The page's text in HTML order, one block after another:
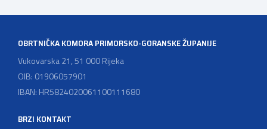
za pružanje […]
OBRTNIČKA KOMORA PRIMORSKO-GORANSKE ŽUPANIJE
Vukovarska 21, 51 000 Rijeka
OIB: 01906057901
IBAN: HR5824020061100111680
BRZI KONTAKT